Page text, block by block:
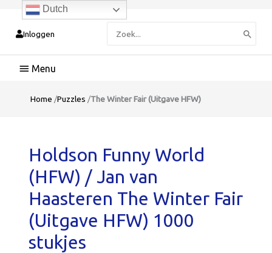
Inloggen
naar:
Hoofdmenu
Home /Puzzles /The Winter Fair (Uitgave HFW)
Holdson Funny World
(HFW) / Jan van
Haasteren The Winter Fair
(Uitgave HFW) 1000
stukjes
Dutch